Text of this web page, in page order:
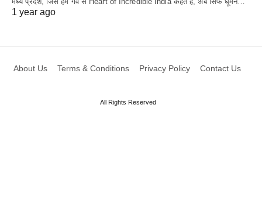
1 year ago
About Us Terms & Conditions Privacy Policy Contact Us
All Rights Reserved